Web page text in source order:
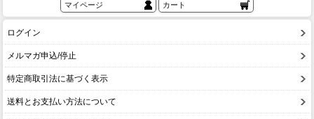
マイページ カート
ログイン
メルマガ申込/停止
特定商取引法に基づく表示
送料とお支払い方法について